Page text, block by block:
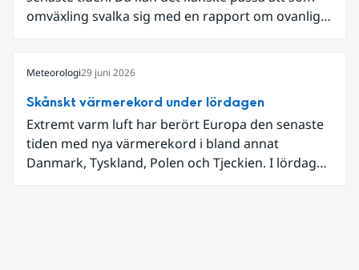
omväxling svalka sig med en rapport om ovanligt
Meteorologi29 juni 2026
Skånskt värmerekord under lördagen
Extremt varm luft har berört Europa den senaste
tiden med nya värmerekord i bland annat
Danmark, Tyskland, Polen och Tjeckien. I lördags